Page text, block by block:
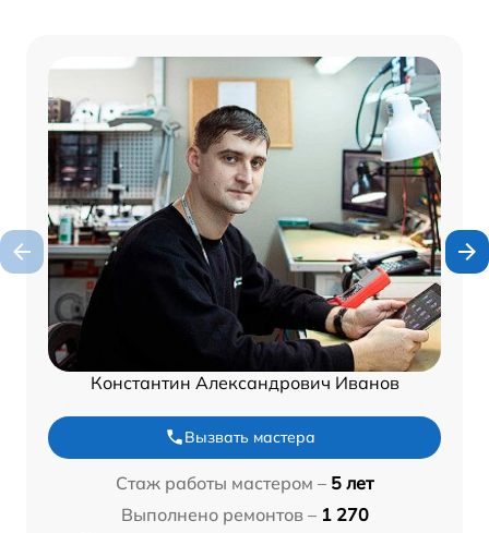
Константин Александрович Иванов
Вызвать мастера
Стаж работы мастером – 5 лет
Выполнено ремонтов – 1 270